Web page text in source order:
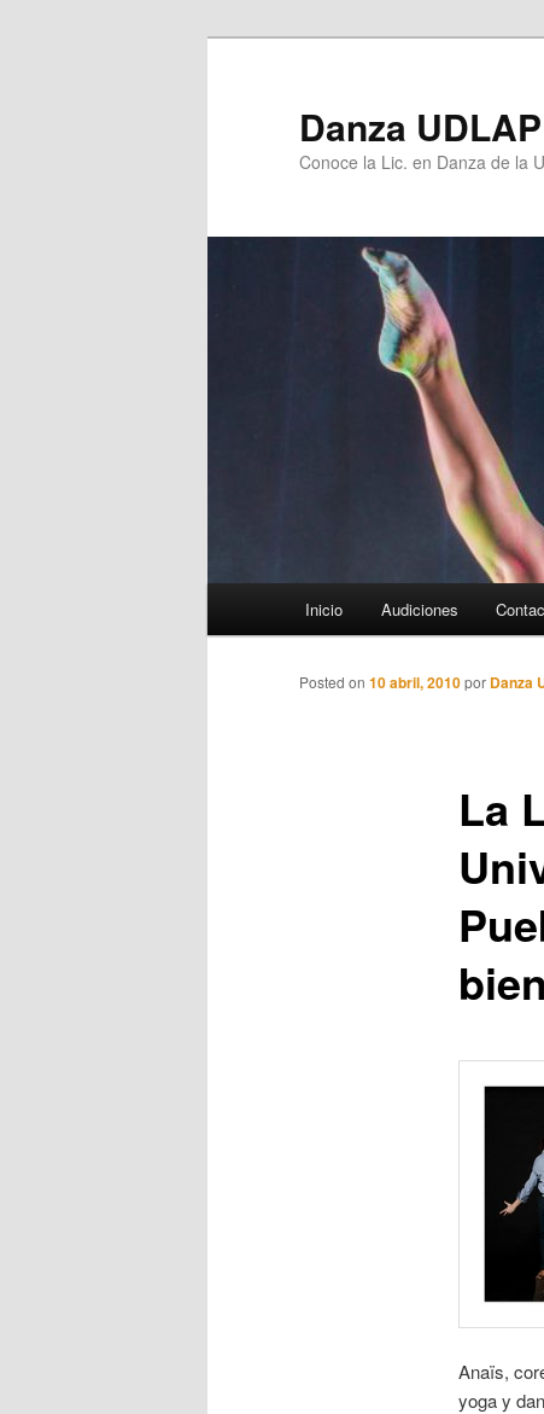
Danza UDLAP
Conoce la Lic. en Danza de la
Inicio Audiciones
La
Posted on 10 abril, 2010por Danza
Anaïs,
yoga y